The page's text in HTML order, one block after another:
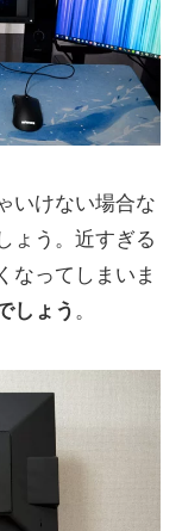
いけない場合な
ょう。近すぎる
なってしまいま
しょう 。